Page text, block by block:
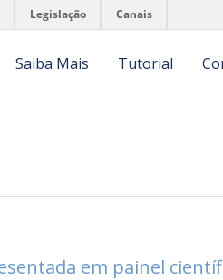
Legislação Canais
Saiba Mais Tutorial
em painel